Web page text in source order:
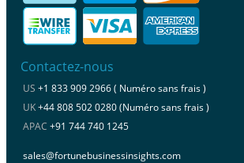
Contactez-nous
US +1 833 909 2966 ( Numéro sans frais )
UK+44 808 502 0280 (Numéro sans frais )
APAC +91 744 740 1245
sales@fortunebusinessinsights.com